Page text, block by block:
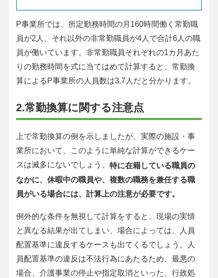
P事業所では、所定勤務時間の月160時間働く常勤職
員が2人、それ以外の非常勤職員が4人で合計6人の職
員が働いています。非常勤職員それぞれの1カ月あた
りの勤務時間を式に当てはめて計算すると、常勤換
算によるP事業所の人員数は3.7人だと分かります。
2.常勤換算に関する注意点
上で常勤換算の例を示しましたが、実際の施設・事
業所において、このように単純な計算ができるケー
スは滅多にないでしょう。 特に在籍している職員の
なかに、休暇中の職員や、複数の職務を兼任する職
員がいる場合には、計算上の注意が必要です。
例外的な条件を無視して計算をすると、現場の実情
と異なる結果が出てしまい、場合によっては、人員
配置基準に違反するケースも出てくるでしょう。人
員配置基準の違反は不法行為にあたるため、最悪の
場合、介護事業の停止や指定取消といった、行政処